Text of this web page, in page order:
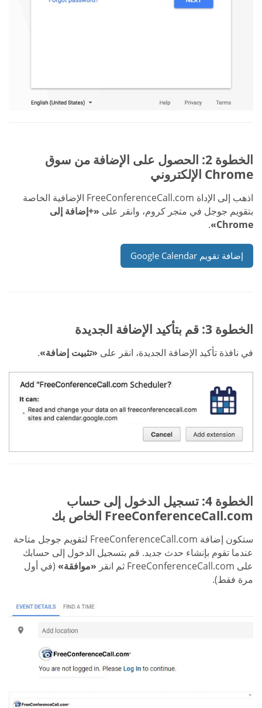
الخطوة 2: الحصول على الإضافة من سوق
Chrome الإلكتروني
اذهب إلى الإداة FreeConferenceCall.com الإضافية الخاصة
بتقويم جوجل في متجر كروم، وانقر على «+إضافة إلى
Chrome»
.
إضافة تقويم Google Calendar
الخطوة 3: قم بتأكيد الإضافة الجديدة
في نافذة تأكيد الإضافة الجديدة، انقر على «تثبيت إضافة».
الخطوة 4: تسجيل الدخول إلى حساب
FreeConferenceCall.com الخاص بك
ستكون إضافة FreeConferenceCall.com لتقويم جوجل متاحة
عندما تقوم بإنشاء حدث جديد. قم بتسجيل الدخول إلى حسابك
على FreeConferenceCall.com ثم انقر
«موافقة» (في أول
مرة فقط).